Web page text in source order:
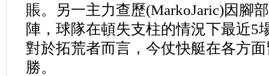
賬。另一主力查歷(MarkoJaric)因腳
陣，球隊在頓失支柱的情況下最近5
對於拓荒者而言，今仗快艇在各方
勝。